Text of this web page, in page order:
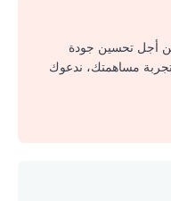
من أجل تحسين جودة
تجربة مساهمتك، ندعوك